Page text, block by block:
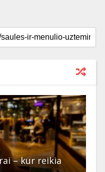
– kur reikia